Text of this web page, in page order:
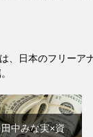
、日本のフリーア
田中みな実×資